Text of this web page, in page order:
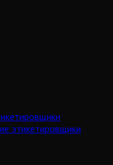
этикетировщики